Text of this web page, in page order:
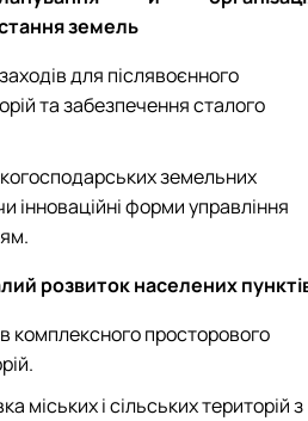
земель
для післявоєнного
та забезпечення сталого
земельних
інноваційні форми управління
розвиток населених
комплексного просторового
міських і сільських територій з